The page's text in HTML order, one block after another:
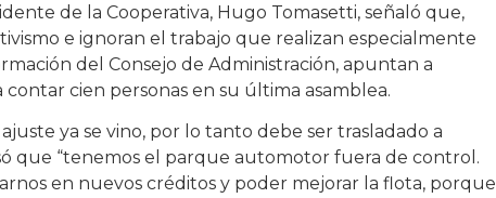
de la Cooperativa, Hugo Tomasetti, señaló que,
e ignoran el trabajo que realizan especialmente
del Consejo de Administración, apuntan a
cien personas en su última asamblea.
ya se vino, por lo tanto debe ser trasladado a
que “tenemos el parque automotor fuera de control.
en nuevos créditos y poder mejorar la flota, porque